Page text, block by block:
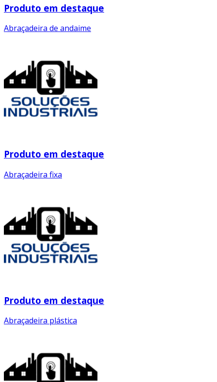
Produto em destaque
Abraçadeira de andaime
Produto em destaque
Abraçadeira fixa
Produto em destaque
Abraçadeira plástica